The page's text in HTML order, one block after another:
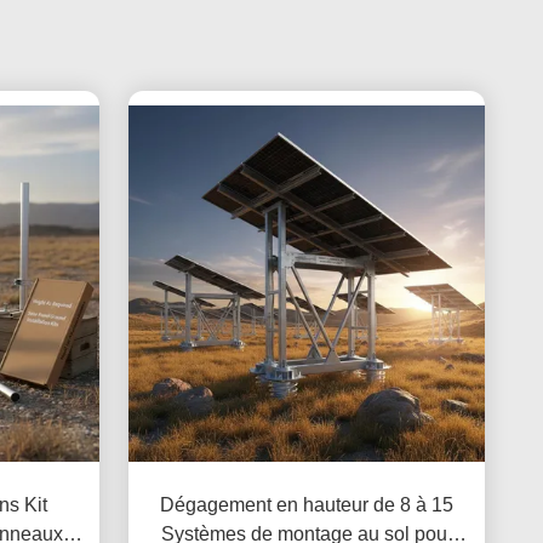
Kit
Dégagement en hauteur de 8 à 15
Systèmes de montage au sol pour